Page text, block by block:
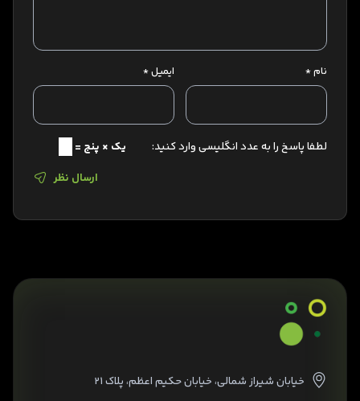
نام* ایمیل*
لطفا پاسخ را به عدد انگلیسی وارد کنید:
یک × پنج =
ارسال نظر
خیابان شیراز شمالی، خیابان حکیم اعظم، پلاک ۲۱